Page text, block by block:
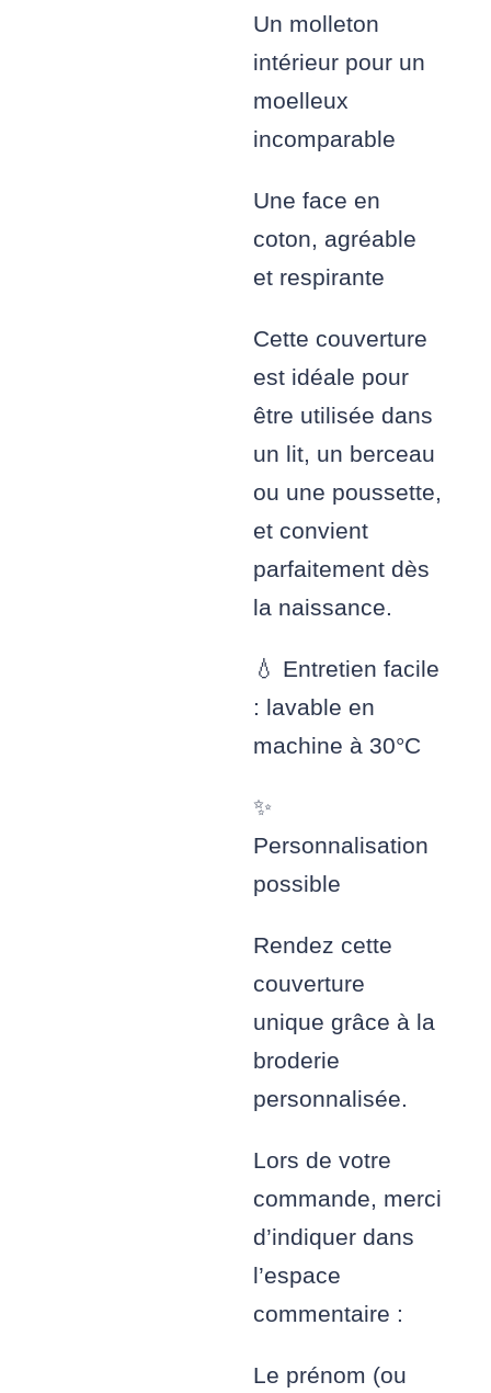
Un molleton
intérieur pour un
moelleux
incomparable
Une face en
coton, agréable
et respirante
Cette couverture
est idéale pour
être utilisée dans
un lit, un berceau
ou une poussette,
et convient
parfaitement dès
la naissance.
💧 Entretien facile
: lavable en
machine à 30°C
✨
Personnalisation
possible
Rendez cette
couverture
unique grâce à la
broderie
personnalisée.
Lors de votre
commande, merci
d’indiquer dans
l’espace
commentaire :
Le prénom (ou